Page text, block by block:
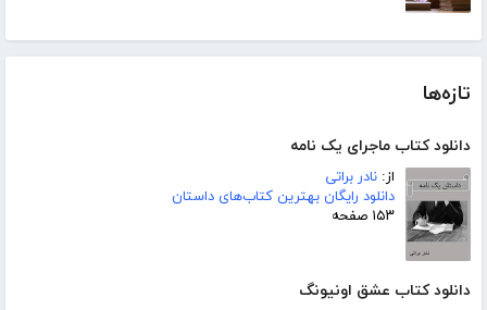
تازه‌ها
دانلود کتاب ماجرای یک نامه
از: نادر براتی
دانلود رایگان بهترین کتاب‌های داستان
۱۵۳ صفحه
دانلود کتاب عشق اونیونگ